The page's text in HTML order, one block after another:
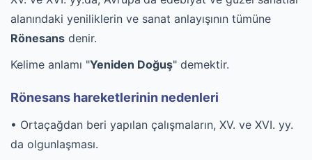
alanındaki yeniliklerin ve sanat anlayışının tümüne
Rönesans denir.
Kelime anlamı "Yeniden Doğuş" demektir.
Rönesans hareketlerinin nedenleri
• Ortaçağdan beri yapılan çalışmaların, XV. ve XVI. yy.
da olgunlaşması.